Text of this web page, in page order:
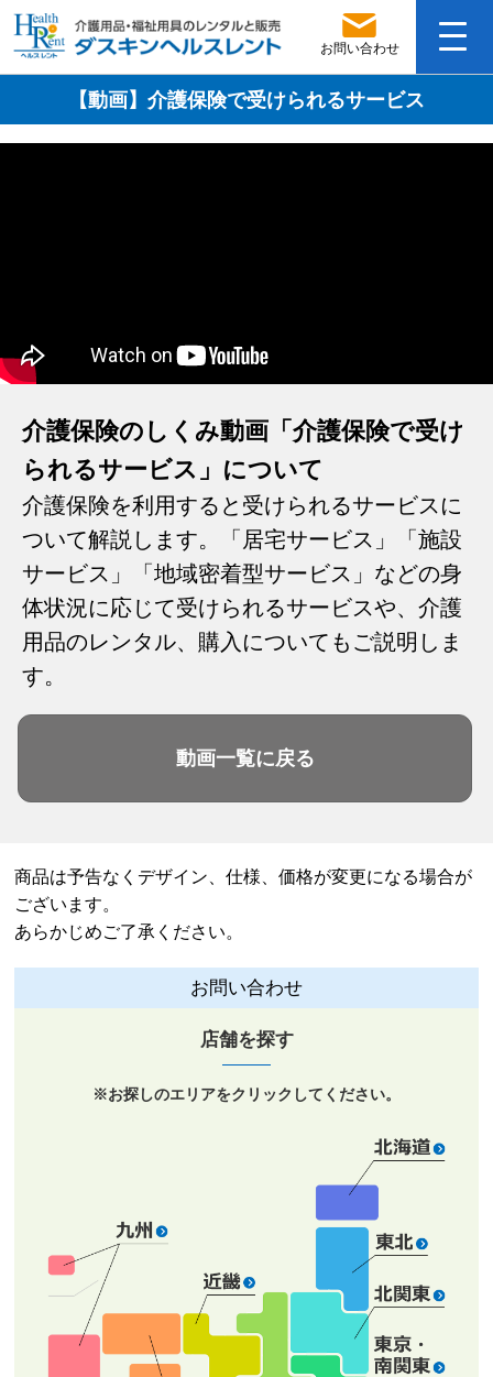
お問い合わせ
【動画】介護保険で受けられるサービス
介護保険のしくみ動画「介護保険で受け
られるサービス」について
介護保険を利用すると受けられるサービスに
ついて解説します。「居宅サービス」「施設
サービス」「地域密着型サービス」などの身
体状況に応じて受けられるサービスや、介護
用品のレンタル、購入についてもご説明しま
す。
動画一覧に戻る
商品は予告なくデザイン、仕様、価格が変更になる場合が
ございます。
あらかじめご了承ください。
お問い合わせ
店舗を探す
※お探しのエリアをクリックしてください。